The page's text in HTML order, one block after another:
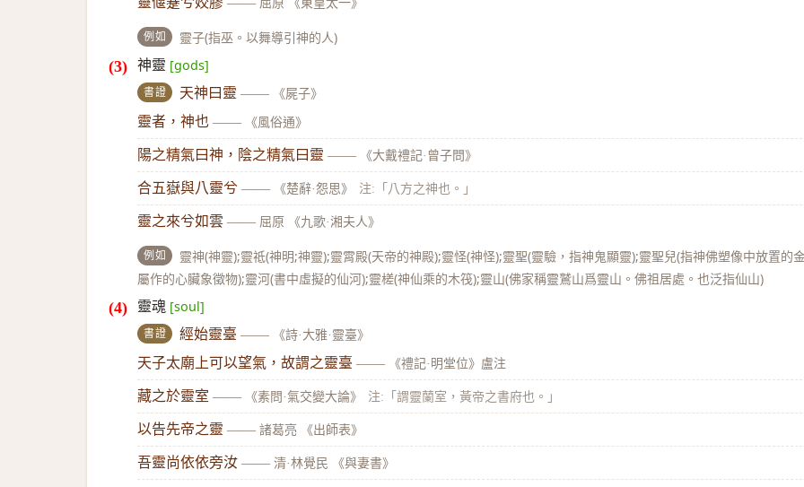
屈原 《東皇太一》
例如 靈子(指巫。以舞導引神的人)
神靈 [gods]
書證 天神曰靈 —— 《屍子》
靈者，神也 —— 《風俗通》
陽之精氣曰神，陰之精氣曰靈 —— 《大戴禮記·曾子問》
合五嶽與八靈兮 —— 《楚辭·怨思》 注:「八方之神也。」
靈之來兮如雲 —— 屈原 《九歌·湘夫人》
例如
靈神(神靈);靈祗(神明;神靈);靈霄殿(天帝的神殿);靈怪(神怪);靈聖(靈驗，指神鬼顯靈);靈聖兒(指神佛塑像中放置的
屬作的心臟象徵物);靈河(書中虛擬的仙河);靈槎(神仙乘的木筏);靈山(佛家稱靈鷲山爲靈山。佛祖居處。也泛指仙山)
靈魂 [soul]
書證 經始靈臺 —— 《詩·大雅·靈臺》
天子太廟上可以望氣，故謂之靈臺 —— 《禮記·明堂位》盧注
藏之於靈室 —— 《素問·氣交變大論》 注:「謂靈蘭室，黃帝之書府也。」
以告先帝之靈 —— 諸葛亮 《出師表》
吾靈尚依依旁汝 —— 清·林覺民 《與妻書》